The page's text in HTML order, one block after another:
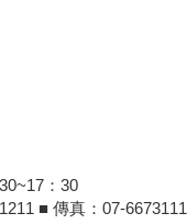
：30
■ 傳真：07-6673111